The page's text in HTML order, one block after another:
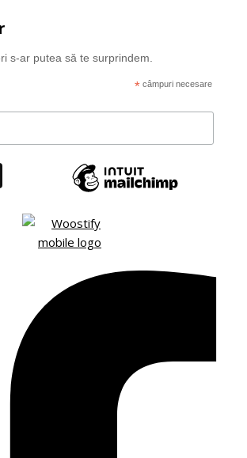
s-ar putea să te surprindem.
* câmpuri necesare